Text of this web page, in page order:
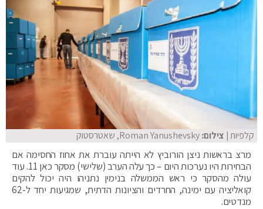
קלפיות| צילום:Roman Yanushevsky, שאטרסטוק
מרצ בראשות ניצן הורוביץ לא הייתה עוברת את אחוז החסימה אם
הבחירות היו נערכות היום – כך עלה הערב (שלישי) מסקר כאן 11. עוד
עולה מהסקר כי ראש הממשלה בנימין נתניהו היה יכול להקים
קואליציה עם ימינה, החרדים והציונות הדתית, שמגיעות יחד ל-62
מנדטים.